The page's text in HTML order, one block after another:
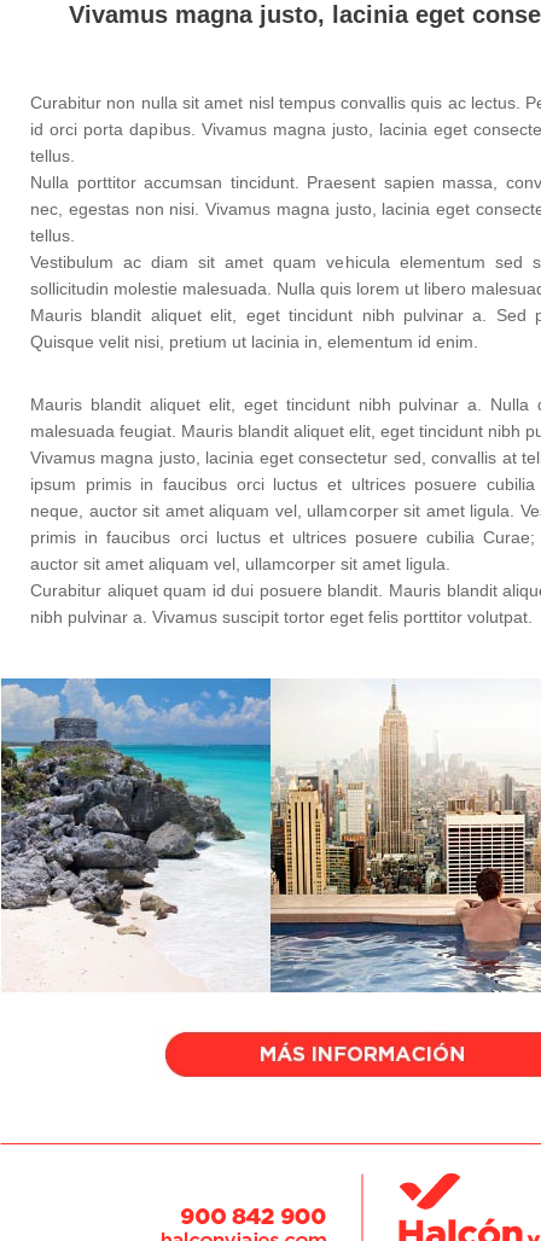
Vivamus magna justo, lacinia eget
Curabitur non nulla sit amet nisl tempus convallis quis ac lectus.
id orci porta dapibus. Vivamus magna justo, lacinia eget
tellus.
Nulla porttitor accumsan tincidunt. Praesent sapien massa,
nec, egestas non nisi. Vivamus magna justo, lacinia eget
tellus.
Vestibulum ac diam sit amet quam vehicula elementum sed
sollicitudin molestie malesuada. Nulla quis lorem ut libero
Mauris blandit aliquet elit, eget tincidunt nibh pulvinar a. Sed
Quisque velit nisi, pretium ut lacinia in, elementum id enim.
Mauris blandit aliquet elit, eget tincidunt nibh pulvinar a. Nulla
malesuada feugiat. Mauris blandit aliquet elit, eget tincidunt nibh
Vivamus magna justo, lacinia eget consectetur sed, convallis at
ipsum primis in faucibus orci luctus et ultrices posuere
neque, auctor sit amet aliquam vel, ullamcorper sit amet ligula.
primis in faucibus orci luctus et ultrices posuere cubilia
auctor sit amet aliquam vel, ullamcorper sit amet ligula.
Curabitur aliquet quam id dui posuere blandit. Mauris blandit
nibh pulvinar a. Vivamus suscipit tortor eget felis porttitor volutpat.